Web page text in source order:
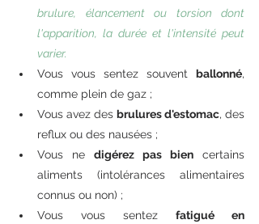
brulure, élancement ou torsion dont
l'apparition, la durée et l'intensité peut
varier.
Vous vous sentez souvent ballonné,
comme plein de gaz ;
Vous avez des brulures d'estomac, des
reflux ou des nausées ;
Vous ne digérez pas bien certains
aliments (intolérances alimentaires
connus ou non) ;
Vous vous sentez fatigué en